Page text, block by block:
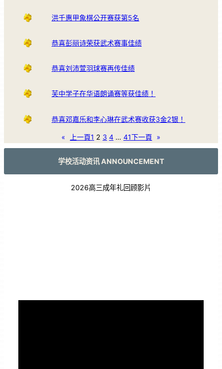
洪千惠甲象棋公开赛获第5名
恭喜彭丽诗荣获武术赛事佳绩
恭喜刘沛萱羽球赛再传佳绩
芙中学子在华语朗诵赛等获佳绩！
恭喜邓嘉乐和李心琳在武术赛收获3金2银！
« 上一頁1 2 3 4 … 41下一頁 »
学校活动资讯 ANNOUNCEMENT
2026高三成年礼回顾影片